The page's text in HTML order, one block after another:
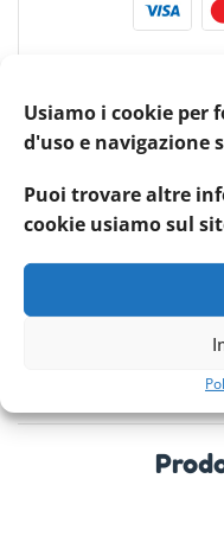
Usiamo i cookie per
d'uso e navigazione
Puoi trovare altre
cookie usiamo sul
Codice articolo: 20680
Etichetta:Camon
INFORMAZIONI